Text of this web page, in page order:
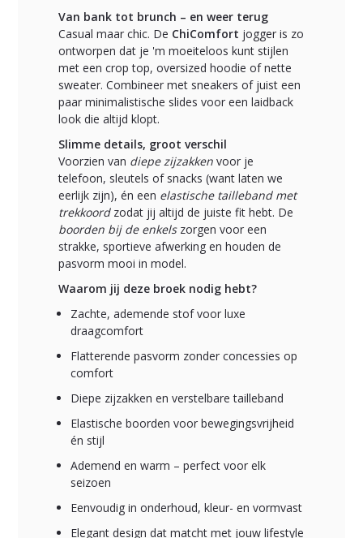
Van bank tot brunch – en weer terug
Casual maar chic. De ChiComfort jogger is zo
ontworpen dat je 'm moeiteloos kunt stijlen
met een crop top, oversized hoodie of nette
sweater. Combineer met sneakers of juist een
paar minimalistische slides voor een laidback
look die altijd klopt.
Slimme details, groot verschil
Voorzien van diepe zijzakken voor je
telefoon, sleutels of snacks (want laten we
eerlijk zijn), én een elastische tailleband met
trekkoordzodat jij altijd de juiste fit hebt. De
boorden bij de enkelszorgen voor een
strakke, sportieve afwerking en houden de
pasvorm mooi in model.
Waarom jij deze broek nodig hebt?
Zachte, ademende stof voor luxe
draagcomfort
Flatterende pasvorm zonder concessies op
comfort
Diepe zijzakken en verstelbare tailleband
Elastische boorden voor bewegingsvrijheid
én stijl
Ademend en warm – perfect voor elk
seizoen
Eenvoudig in onderhoud, kleur- en vormvast
Elegant design dat matcht met jouw lifestyle